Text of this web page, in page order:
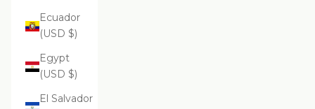
Ecuador
(USD $)
Egypt
(USD $)
El Salvador